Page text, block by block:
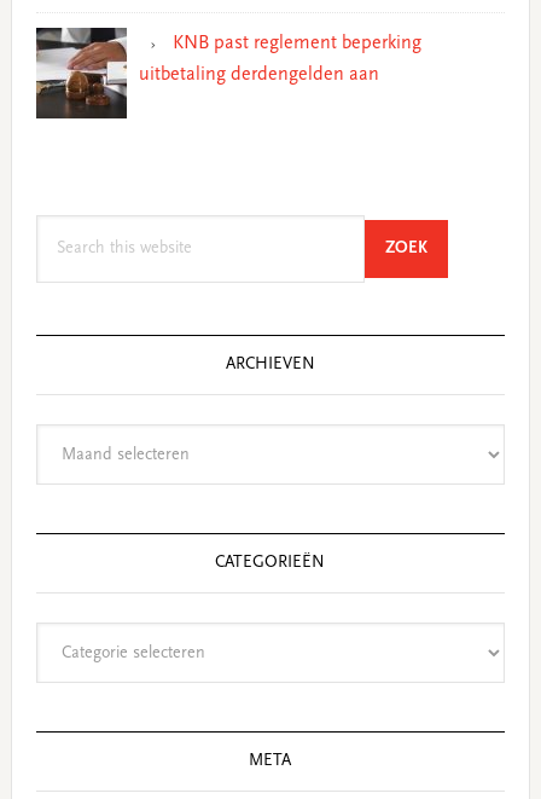
KNB past reglement beperking
uitbetaling derdengelden aan
ZOEKSEARCH
ARCHIEVEN
CATEGORIEËN
META